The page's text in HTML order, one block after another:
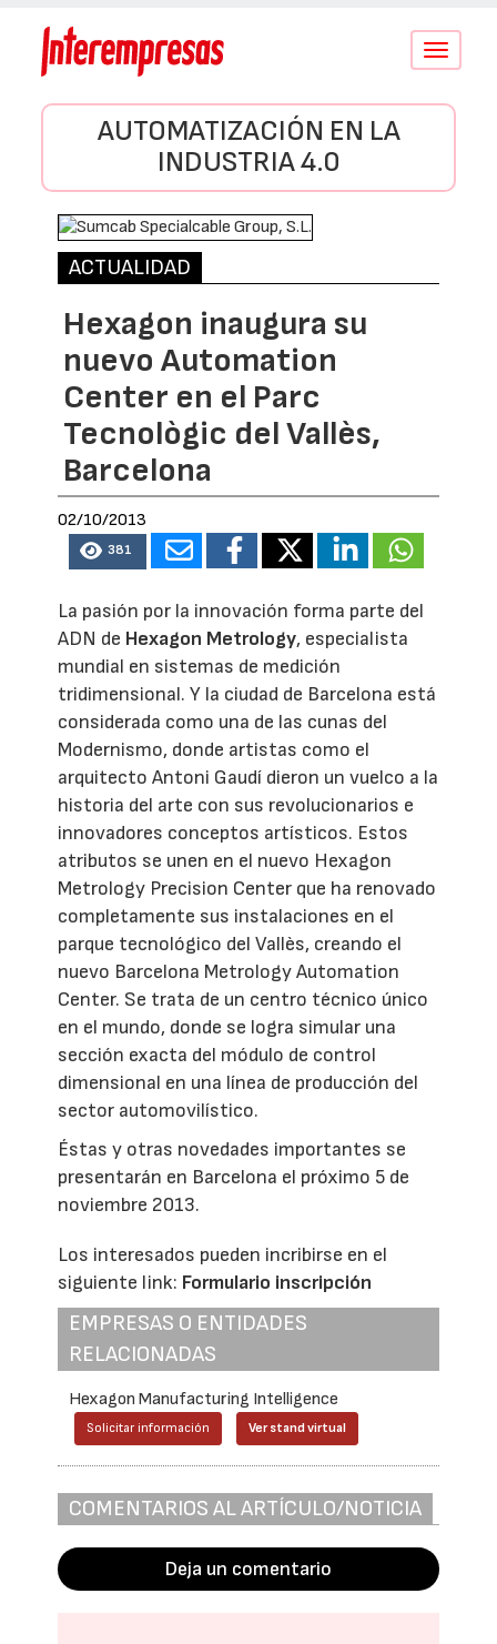
Conmutar
AUTOMATIZACIÓN EN LA
INDUSTRIA 4.0
ACTUALIDAD
Hexagon inaugura su
nuevo Automation
Center en el Parc
Tecnològic del Vallès,
Barcelona
02/10/2013
381
La pasión por la innovación forma parte del
ADN de Hexagon Metrology, especialista
mundial en sistemas de medición
tridimensional. Y la ciudad de Barcelona está
considerada como una de las cunas del
Modernismo, donde artistas como el
arquitecto Antoni Gaudí dieron un vuelco a la
historia del arte con sus revolucionarios e
innovadores conceptos artísticos. Estos
atributos se unen en el nuevo Hexagon
Metrology Precision Center que ha renovado
completamente sus instalaciones en el
parque tecnológico del Vallès, creando el
nuevo Barcelona Metrology Automation
Center. Se trata de un centro técnico único
en el mundo, donde se logra simular una
sección exacta del módulo de control
dimensional en una línea de producción del
sector automovilístico.
Éstas y otras novedades importantes se
presentarán en Barcelona el próximo 5 de
noviembre 2013.
Los interesados pueden incribirse en el
siguiente link: Formulario inscripción
EMPRESAS O ENTIDADES
RELACIONADAS
Hexagon Manufacturing Intelligence
Solicitar información Ver stand virtual
COMENTARIOS AL ARTÍCULO/NOTICIA
Deja un comentario